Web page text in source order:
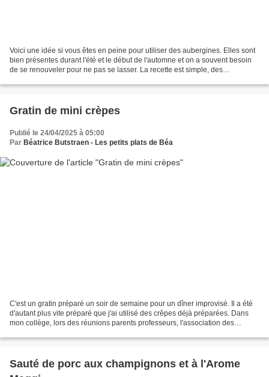
Voici une idée si vous êtes en peine pour utiliser des aubergines. Elles sont
bien présentes durant l'été et le début de l'automne et on a souvent besoin
de se renouveler pour ne pas se lasser. La recette est simple, des
Gratin de mini crèpes
Publié le 24/04/2025 à 05:00
Par Béatrice Butstraen - Les petits plats de Béa
C'est un gratin préparé un soir de semaine pour un dîner improvisé. Il a été
d'autant plus vite préparé que j'ai utilisé des crêpes déjà préparées. Dans
mon collège, lors des réunions parents professeurs, l'association des
Sauté de porc aux champignons et à l'Arome